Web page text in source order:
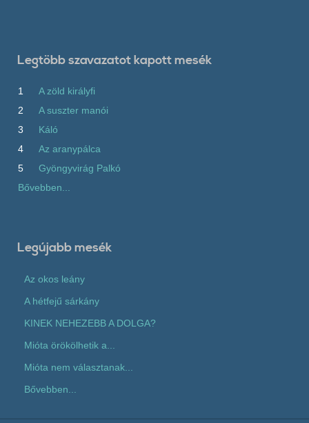
Legtöbb szavazatot kapott mesék
1
A zöld királyfi
2
A suszter manói
3
Káló
4
Az aranypálca
5
Gyöngyvirág Palkó
Bővebben...
Legújabb mesék
Az okos leány
A hétfejű sárkány
KINEK NEHEZEBB A DOLGA?
Mióta örökölhetik a...
Mióta nem választanak...
Bővebben...